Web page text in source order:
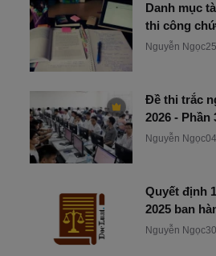
Danh mục
thi công
Nguyễn Ngọc
Đề thi trắc
2026 - Phần
Nguyễn Ngọc
Quyết định
2025 ban
Nguyễn Ngọc